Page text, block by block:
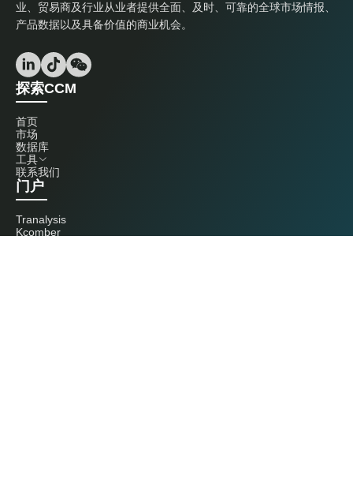
业、贸易商及行业从业者提供全面、及时、可靠的全球市场情报、
产品数据以及具备价值的商业机会。
探索CCM
首页
市场
数据库
工具
联系我们
门户
Tranalysis
Kcomber